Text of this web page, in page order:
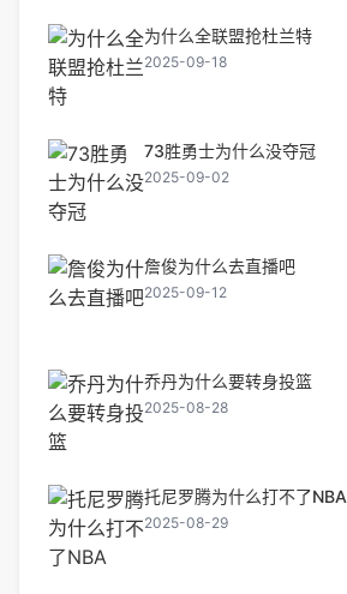
为什么全联盟抢杜兰特
2025-09-18
73胜勇士为什么没夺冠
2025-09-02
詹俊为什么去直播吧
2025-09-12
乔丹为什么要转身投篮
2025-08-28
托尼罗腾为什么打不了NBA
2025-08-29